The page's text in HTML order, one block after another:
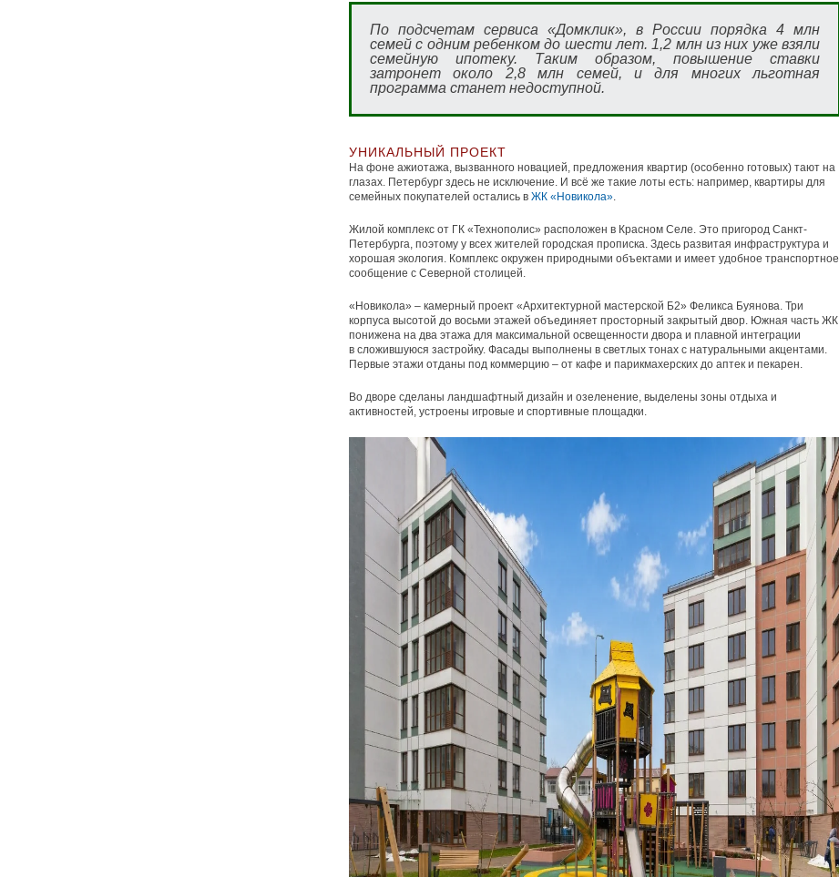
По подсчетам сервиса «Домклик», в России порядка 4 млн
семей с одним ребенком до шести лет. 1,2 млн из них уже взяли
семейную ипотеку. Таким образом, повышение ставки
затронет около 2,8 млн семей, и для многих льготная
программа станет недоступной.
УНИКАЛЬНЫЙ ПРОЕКТ
На фоне ажиотажа, вызванного новацией, предложения квартир (особенно готовых) тают на
глазах. Петербург здесь не исключение. И всё же такие лоты есть: например, квартиры для
семейных покупателей остались в ЖК «Новикола».
Жилой комплекс от ГК «Технополис» расположен в Красном Селе. Это пригород Санкт-
Петербурга, поэтому у всех жителей городская прописка. Здесь развитая инфраструктура и
хорошая экология. Комплекс окружен природными объектами и имеет удобное транспортное
сообщение с Северной столицей.
«Новикола» – камерный проект «Архитектурной мастерской Б2» Феликса Буянова. Три
корпуса высотой до восьми этажей объединяет просторный закрытый двор. Южная часть ЖК
понижена на два этажа для максимальной освещенности двора и плавной интеграции
в сложившуюся застройку. Фасады выполнены в светлых тонах с натуральными акцентами.
Первые этажи отданы под коммерцию – от кафе и парикмахерских до аптек и пекарен.
Во дворе сделаны ландшафтный дизайн и озеленение, выделены зоны отдыха и
активностей, устроены игровые и спортивные площадки.